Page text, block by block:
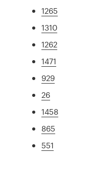
1265
1310
1262
1471
929
26
1458
865
551